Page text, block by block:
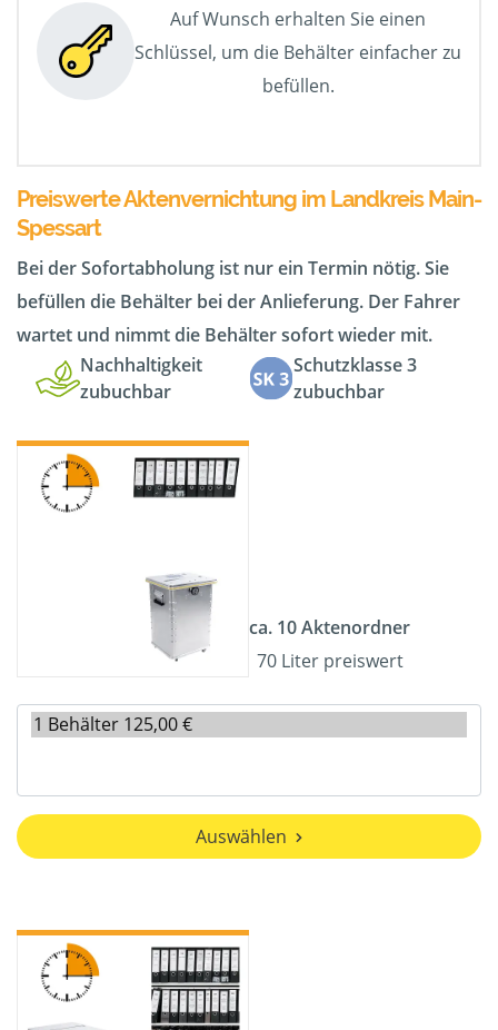
Auf Wunsch erhalten Sie einen
Schlüssel, um die Behälter einfacher zu
befüllen.
Preiswerte Aktenvernichtung im Landkreis Main-
Spessart
Bei der Sofortabholung ist nur ein Termin nötig. Sie
befüllen die Behälter bei der Anlieferung. Der Fahrer
wartet und nimmt die Behälter sofort wieder mit.
Nachhaltigkeit
zubuchbar
Schutzklasse 3
zubuchbar
ca. 10 Aktenordner
70 Liter preiswert
Auswählen